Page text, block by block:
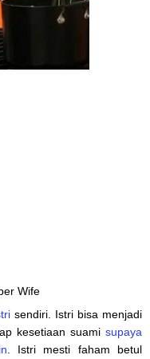
Wife
sendiri. Istri bisa menjadi
kesetiaan suami supaya
. Istri mesti faham betul